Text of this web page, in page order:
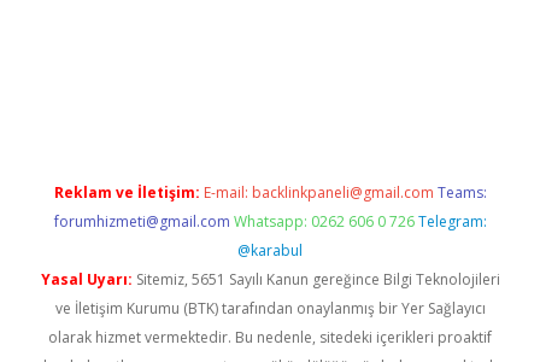
Reklam ve İletişim: E-mail: backlinkpaneli@gmail.com Teams:
forumhizmeti@gmail.com Whatsapp: 0262 606 0 726 Telegram:
@karabul
Yasal Uyarı: Sitemiz, 5651 Sayılı Kanun gereğince Bilgi Teknolojileri
ve İletişim Kurumu (BTK) tarafından onaylanmış bir Yer Sağlayıcı
olarak hizmet vermektedir. Bu nedenle, sitedeki içerikleri proaktif